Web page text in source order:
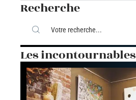
Recherche
Les incontournables